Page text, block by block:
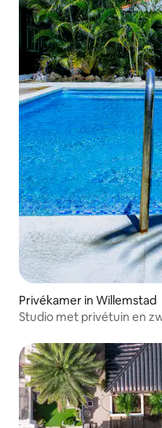
Privékamer in Willemstad
Studio met privétuin en